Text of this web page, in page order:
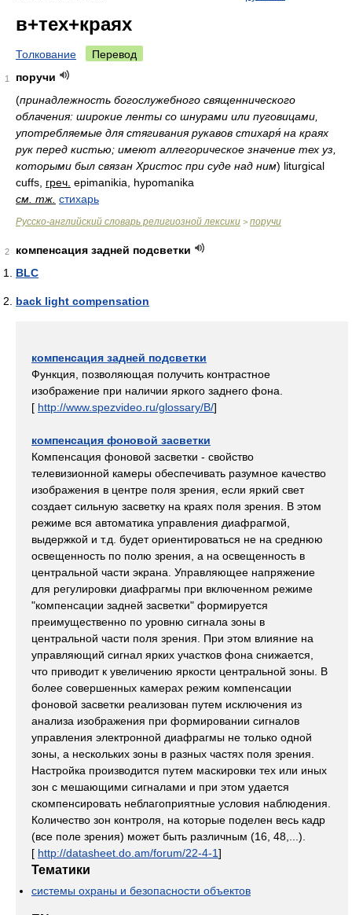
в+тех+краях
Толкование Перевод
1
поручи
(принадлежность богослужебного священнического
облачения: широкие ленты со шнурами или пуговицами,
употребляемые для стягивания рукавов стихаря́ на краях
рук перед кистью; имеют аллегорическое значение тех уз,
которыми был связан Христос при суде над ним) liturgical
cuffs, греч. epimanikia, hypomanika
см. тж. стихарь
Русско-английский словарь религиозной лексики > поручи
2
компенсация задней подсветки
BLC
back light compensation
компенсация задней подсветки
Функция, позволяющая получить контрастное
изображение при наличии яркого заднего фона.
[ http://www.spezvideo.ru/glossary/B/]
компенсация фоновой засветки
Компенсация фоновой засветки - свойство
телевизионной камеры обеспечивать разумное качество
изображения в центре поля зрения, если яркий свет
создает сильную засветку на краях поля зрения. В этом
режиме вся автоматика управления диафрагмой,
выдержкой и т.д. будет ориентироваться не на среднюю
освещенность по полю зрения, а на освещенность в
центральной части экрана. Управляющее напряжение
для регулировки диафрагмы при включенном режиме
"компенсации задней засветки" формируется
преимущественно по уровню сигнала зоны в
центральной части поля зрения. При этом влияние на
управляющий сигнал ярких участков фона снижается,
что приводит к увеличению яркости центральной зоны. В
более совершенных камерах режим компенсации
фоновой засветки реализован путем исключения из
анализа изображения при формировании сигналов
управления электронной диафрагмы не только одной
зоны, а нескольких зоны в разных частях поля зрения.
Настройка производится путем маскировки тех или иных
зон с мешающими сигналами и при этом удается
скомпенсировать неблагоприятные условия наблюдения.
Количество зон контроля, на которые поделен весь кадр
(все поле зрения) может быть различным (16, 48,...).
[ http://datasheet.do.am/forum/22-4-1]
Тематики
системы охраны и безопасности объектов